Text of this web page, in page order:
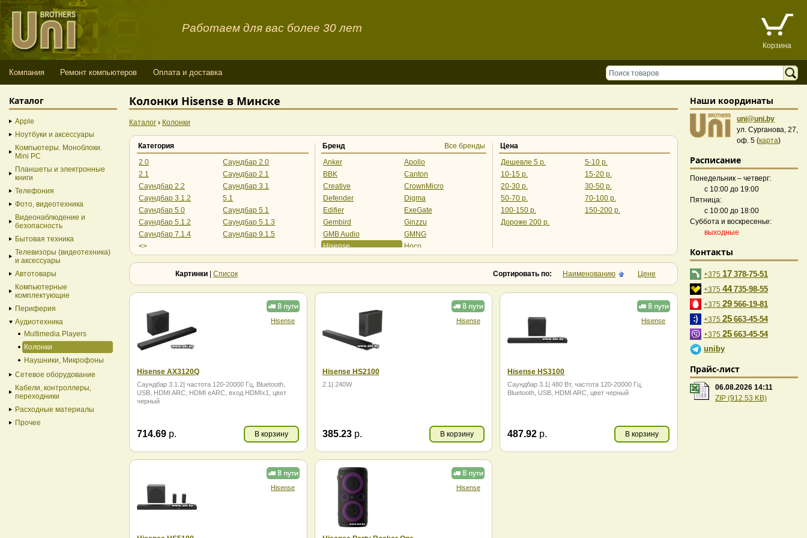
Работаем для вас более 30 лет
Корзина
Компания Ремонт компьютеров Оплата и доставка
Колонки Hisense в Минске
Каталог › Колонки
Категория
2.0
Саундбар 2.0
2.1
Саундбар 2.1
Саундбар 2.2
Саундбар 3.1
Саундбар 3.1.2
5.1
Саундбар 5.0
Саундбар 5.1
Саундбар 5.1.2
Саундбар 5.1.3
Саундбар 7.1.4
Саундбар 9.1.5
<>
Бренд
Все бренды
Anker
Apollo
BBK
Canton
Creative
CrownMicro
Defender
Digma
Edifier
ExeGate
Gembird
Ginzzu
GMB Audio
GMNG
Hisense
Hoco
MEG
Microlab
Sber
Sven
Яндекс
Цена
Дешевле 5 р.
5-10 р.
10-15 р.
15-20 р.
20-30 р.
30-50 р.
50-70 р.
70-100 р.
100-150 р.
150-200 р.
Дороже 200 р.
Картинки| Список Сортировать по: Наименованию Цене
Hisense
Hisense AX3120Q
Саундбар 3.1.2| частота 120-20000 Гц, Bluetooth,
USB, HDMI ARC, HDMI eARC, вход HDMIx1, цвет
черный
714.69 р. В корзину
Hisense
Hisense HS2100
2.1| 240W
385.23 р. В корзину
Hisense
Hisense HS3100
Саундбар 3.1| 480 Вт, частота 120-20000 Гц,
Bluetooth, USB, HDMI ARC, цвет черный
487.92 р. В корзину
Hisense Hisense
Каталог
Apple
Ноутбуки и аксессуары
Компьютеры. Моноблоки.
Mini PC
Планшеты и электронные
книги
Телефония
Фото, видеотехника
Видеонаблюдение и
безопасность
Бытовая техника
Телевизоры (видеотехника)
и аксессуары
Автотовары
Компьютерные
комплектующие
Периферия
Аудиотехника
Multimedia Players
Колонки
Наушники, Микрофоны
Сетевое оборудование
Кабели, контроллеры,
переходники
Расходные материалы
Прочее
Наши координаты
uni@uni.by
ул. Сурганова, 27,
оф. 5 (карта)
Расписание
Понедельник – четверг:
с 10:00 до 19:00
Пятница:
с 10:00 до 18:00
Суббота и воскресенье:
выходные
Контакты
+375 17 378-75-51
+375 44 735-98-55
+375 29 566-19-81
+375 25 663-45-54
+375 25 663-45-54
uniby
Прайс-лист
06.08.2026 14:11
ZIP (912.53 KB)